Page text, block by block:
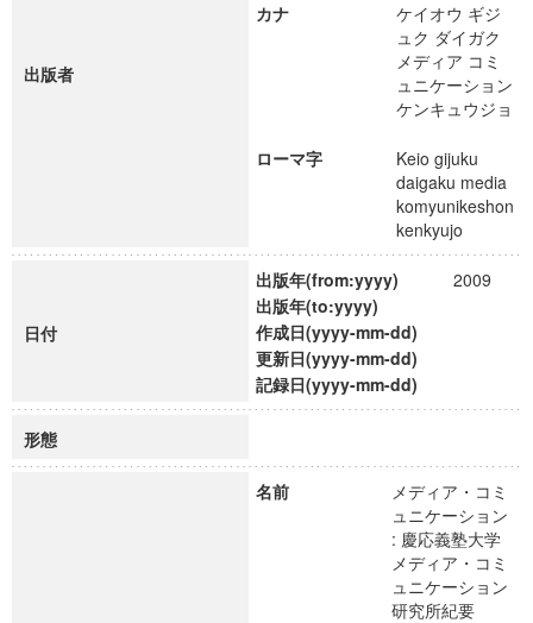
出版者
カナ
ケイオウ ギジ
ュク ダイガク
メディア コミ
ュニケーション
ケンキュウジョ
ローマ字
Keio gijuku
daigaku media
komyunikeshon
kenkyujo
日付
出版年(from:yyyy)
2009
出版年(to:yyyy)
作成日(yyyy-mm-dd)
更新日(yyyy-mm-dd)
記録日(yyyy-mm-dd)
形態
名前
メディア・コミ
ュニケーション
: 慶応義塾大学
メディア・コミ
ュニケーション
研究所紀要